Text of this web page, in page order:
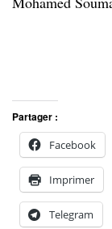
Partager :
Facebook
Imprimer
Telegram